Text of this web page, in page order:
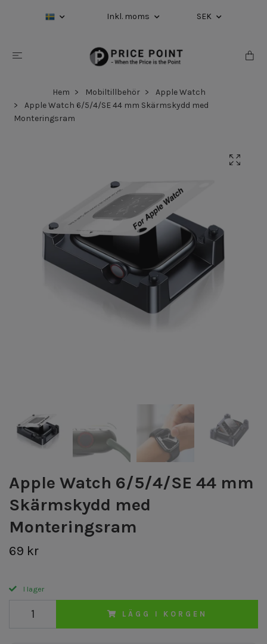
Inkl. moms SEK
Hem Mobiltillbehör
Apple Watch
Apple Watch 6/5/4/SE 44 mm Skärmskydd med
Monteringsram
Apple Watch 6/5/4/SE 44 mm
Skärmskydd med
Monteringsram
69 kr
I lager
LÄGG I KORGEN